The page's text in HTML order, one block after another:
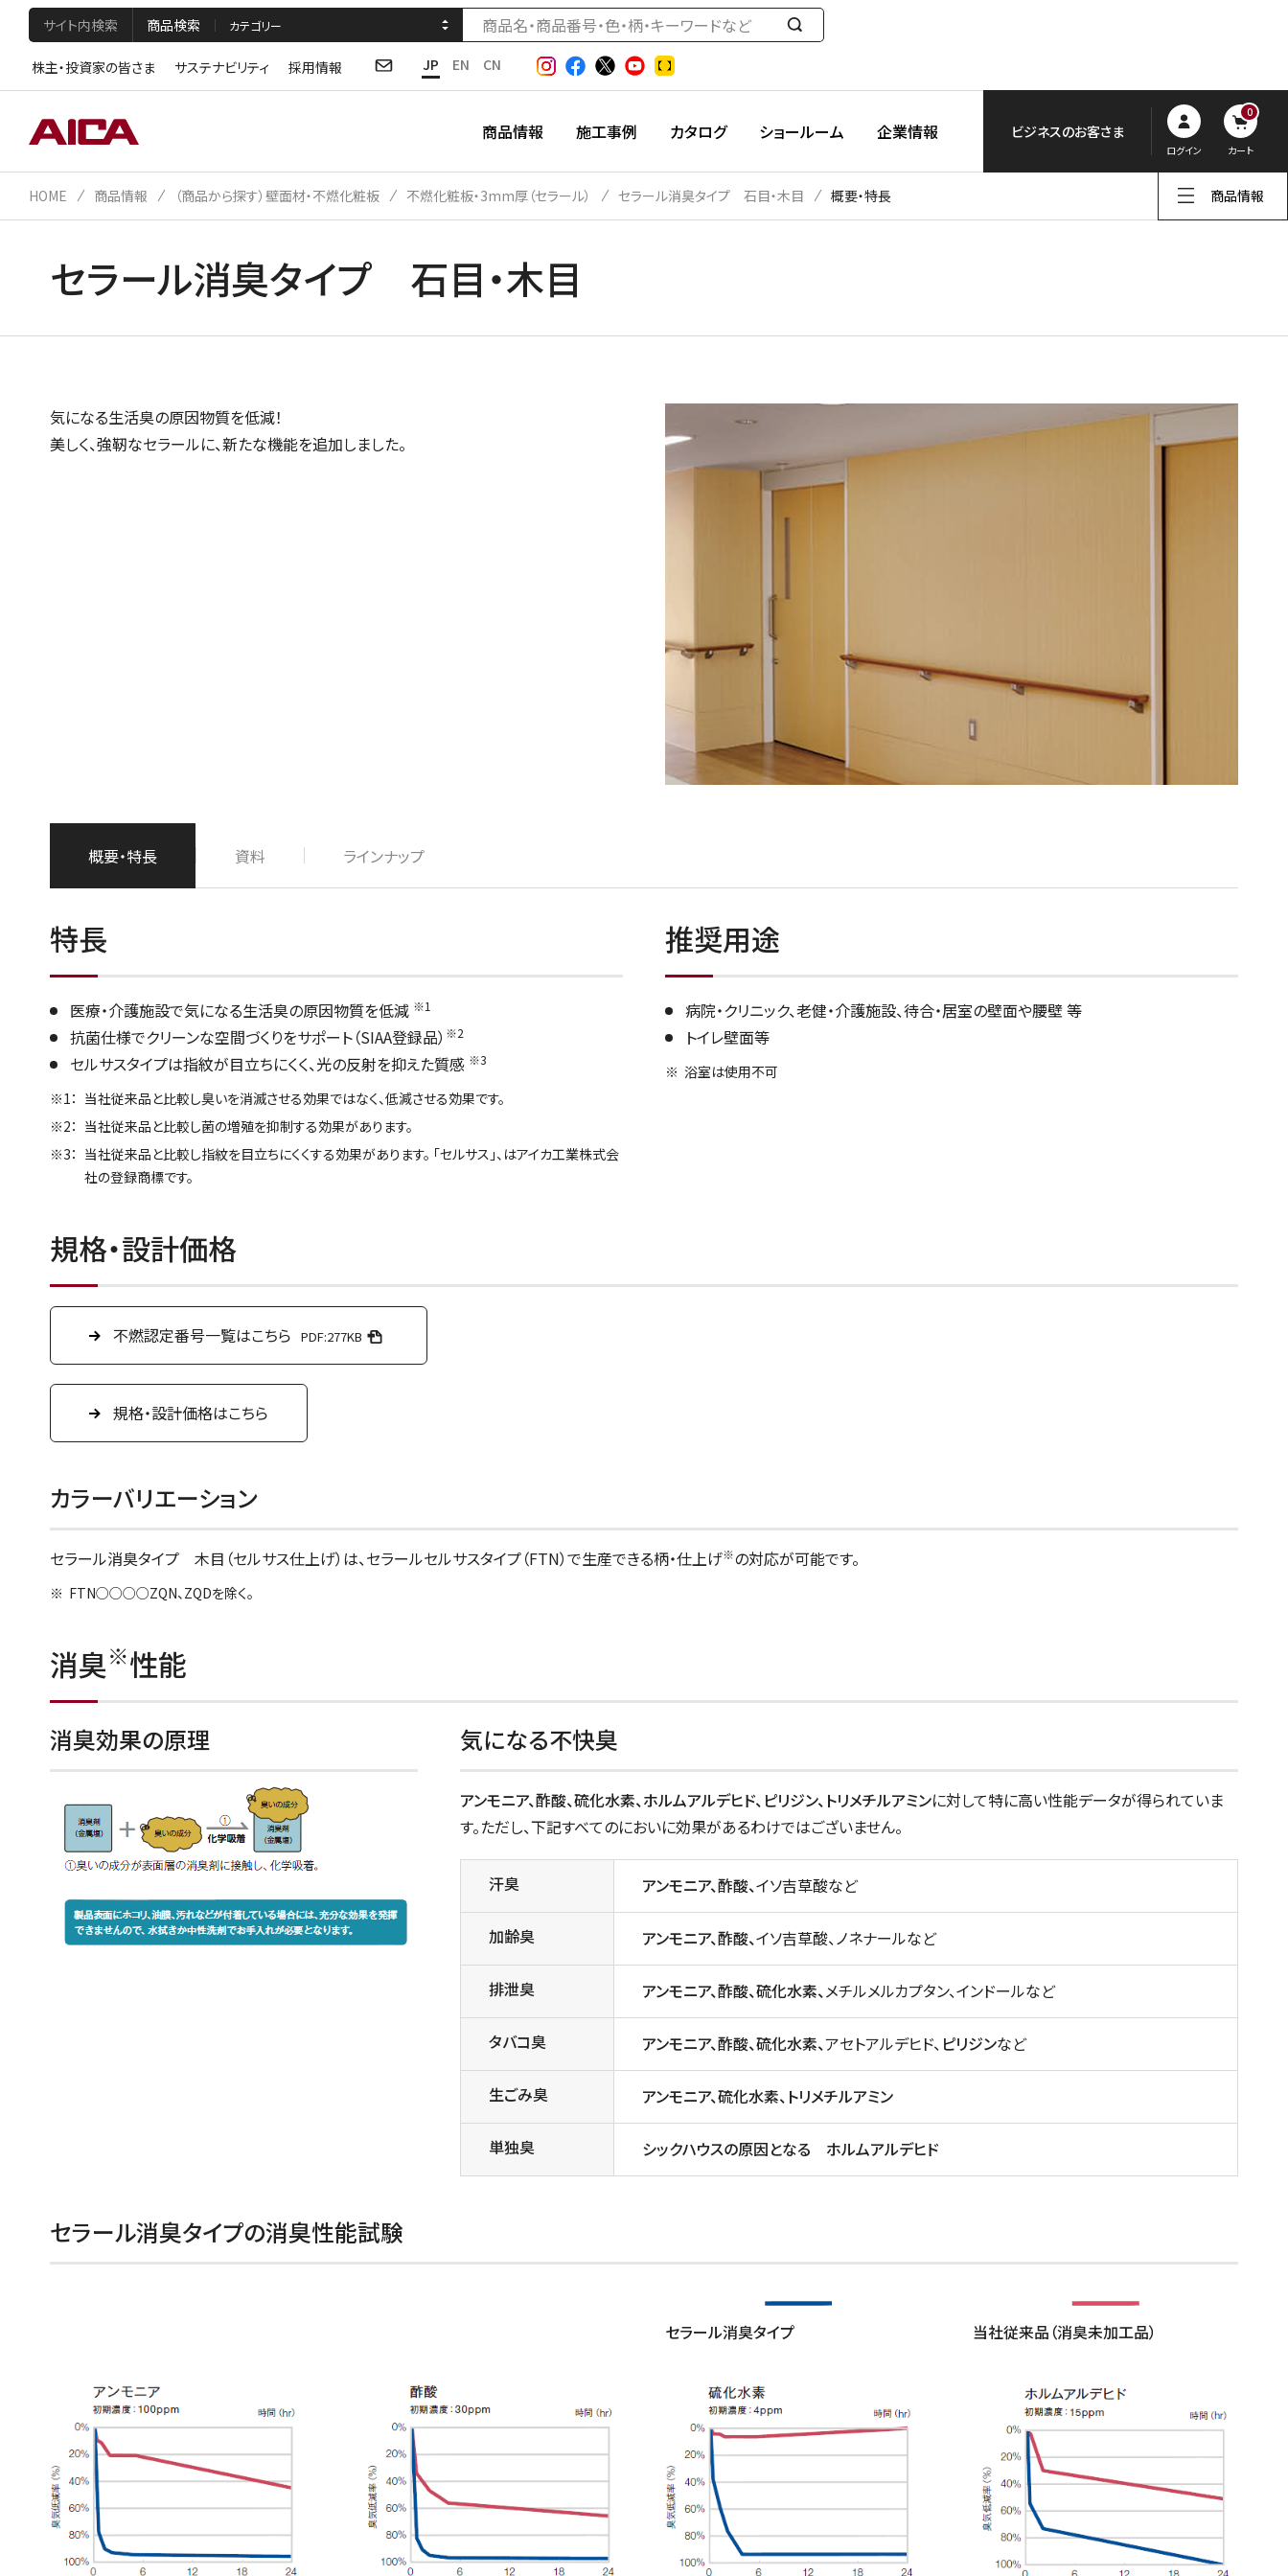
サイト内検索 商品検索
検
す
株主・投資家の皆さま サステナビリティ 採用情報 JP EN CN
商品情報 施工事例 カタログ ショールーム 企業情報 ビジネスのお客さま
ログイン
0
カート
商品情報
HOME 商品情報 （商品から探す）壁面材・不燃化粧板 不燃化粧板・3mm厚（セラール） セラール消臭タイプ 石目・木目 概要・特長
セラール消臭タイプ 石目・木目
気になる生活臭の原因物質を低減！
美しく、強靭なセラールに、新たな機能を追加しました。
概要・特長 資料 ラインナップ
特長
医療・介護施設で気になる生活臭の原因物質を低減 ※1
抗菌仕様でクリーンな空間づくりをサポート（SIAA登録品） ※2
セルサスタイプは指紋が目立ちにくく、光の反射を抑えた質感 ※3
当社従来品と比較し臭いを消滅させる効果ではなく、低減させる効果です。
当社従来品と比較し菌の増殖を抑制する効果があります。
当社従来品と比較し指紋を目立ちにくくする効果があります。 ｢セルサス｣、はアイカ工業株式会
社の登録商標です。
推奨用途
病院・クリニック、老健・介護施設、待合・居室の壁面や腰壁 等
トイレ壁面等
浴室は使用不可
規格・設計価格
不燃認定番号一覧はこちら PDF:277KB
規格・設計価格はこちら
カラーバリエーション
セラール消臭タイプ 木目（セルサス仕上げ）は、セラールセルサスタイプ（FTN）で生産できる柄・仕上げ※の対応が可能です。
FTN○○○○ZQN、ZQDを除く。
消臭※性能
消臭効果の原理 気になる不快臭
アンモニア、酢酸、硫化水素、ホルムアルデヒド、ピリジン、トリメチルアミンに対して特に高い性能データが得られていま
す。ただし、下記すべてのにおいに効果があるわけではございません。
汗臭 アンモニア、酢酸、イソ吉草酸など
加齢臭 アンモニア、酢酸、イソ吉草酸、ノネナールなど
排泄臭 アンモニア、酢酸、硫化水素、 メチルメルカプタン、インドールなど
タバコ臭 アンモニア、酢酸、硫化水素、アセトアルデヒド、 ピリジンなど
生ごみ臭 アンモニア、硫化水素、トリメチルアミン
単独臭 シックハウスの原因となる ホルムアルデヒド
セラール消臭タイプの消臭性能試験
セラール消臭タイプ 当社従来品（消臭未加工品）